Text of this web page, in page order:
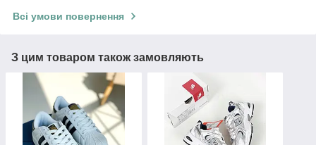
Всі умови повернення
З цим товаром також замовляють